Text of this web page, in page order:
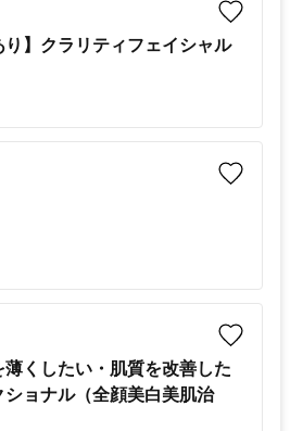
り】クラリティフェイシャル
薄くしたい・肌質を改善した
ョナル（全顔美白美肌治